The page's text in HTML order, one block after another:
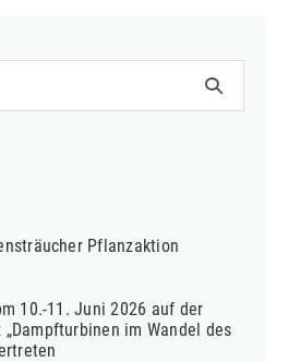
Pflanzaktion
10.-11. Juni 2026 auf der
im Wandel des